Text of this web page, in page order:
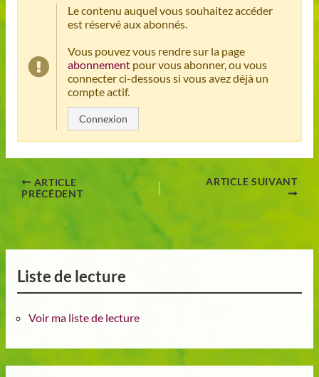
Le contenu auquel vous souhaitez accéder
est réservé aux abonnés.
Vous pouvez vous rendre sur la page
abonnementpour vous abonner, ou vous
connecter ci-dessous si vous avez déjà un
compte actif.
Connexion
ARTICLE
PRÉCÉDENT
ARTICLE SUIVANT
Liste de lecture
Voir ma liste de lecture